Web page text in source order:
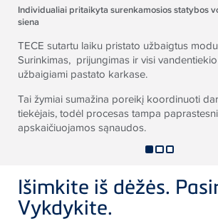
Individualiai pritaikyta surenkamosios statybos
siena
TECE sutartu laiku pristato užbaigtus
Surinkimas, prijungimas ir visi
užbaigiami pastato karkase.
Tai žymiai sumažina poreikį koordinuoti
tiekėjais, todėl procesas tampa
apskaičiuojamos sąnaudos.
Išimkite iš dėžės.
Vykdykite.